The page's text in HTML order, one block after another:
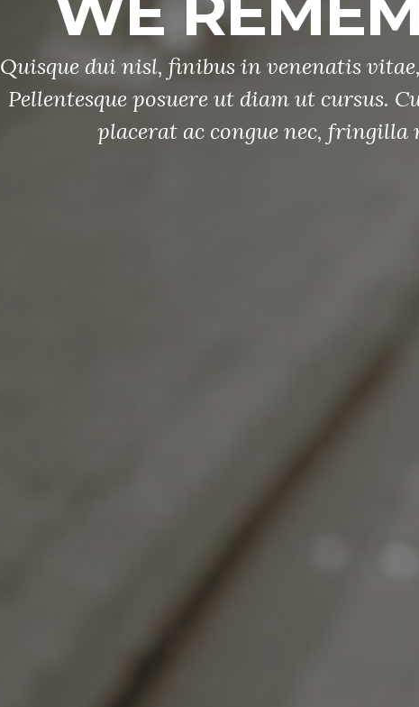
Quisque dui nisl, finibus in venenatis
Pellentesque posuere ut diam ut cursus.
placerat ac congue nec, fringilla